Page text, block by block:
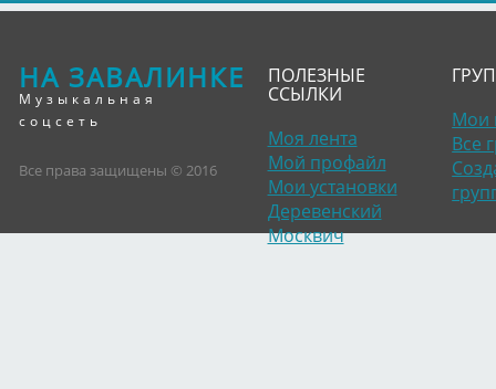
НА ЗАВАЛИНКЕ
Музыкальная
соцсеть
Все права защищены © 2016
ПОЛЕЗНЫЕ
ССЫЛКИ
Моя лента
Мой профайл
Мои установки
Деревенский
Москвич
Мои
Все